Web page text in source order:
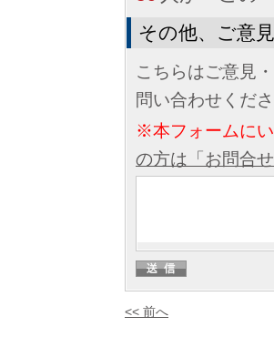
その他、ご意
こちらはご意見
問い合わせくだ
※本フォームに
の方は「お問合
<< 前へ